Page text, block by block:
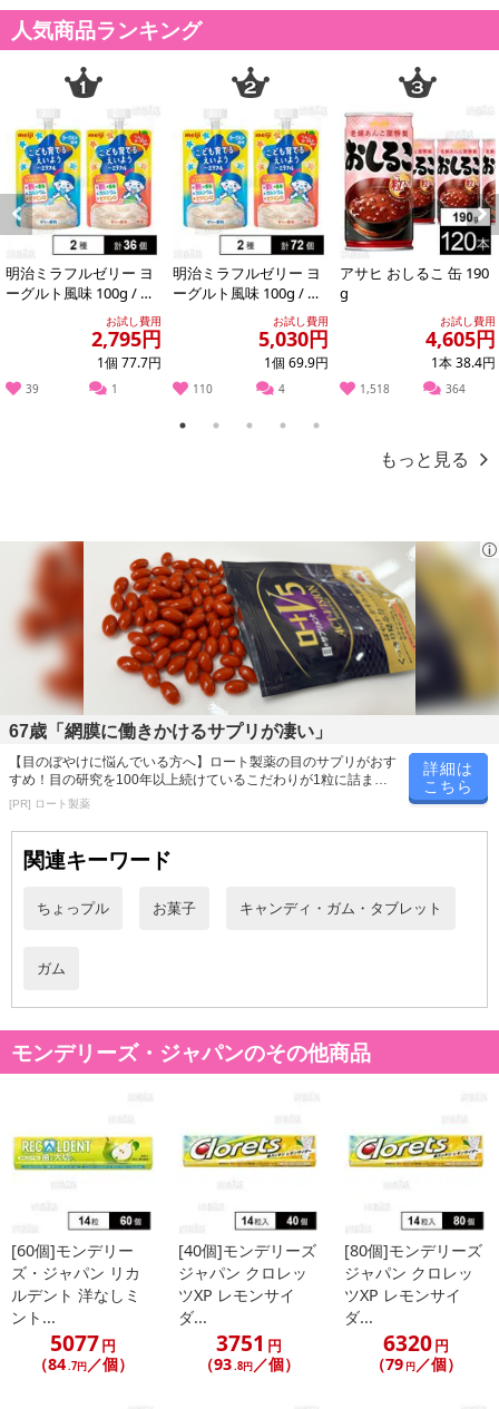
【発送・お届け・商品について】
※お申込み頂きました商品の同梱、お届けの日時指定はいたしかね
ます。
※会員様のご都合でお受取りいただけない場合、商品の再発送や返
金はいたしかねます。
また、お届け日時のご指定は、お受けできません。宅配業者からの
不在票にてご対応ください。
※発送予定日は前後する場合がございます。また商品によって発送
日が異なります。
※dショッピングサンプル百貨店よりお届けする商品は、ご利用いた
転売等、目的以外での利用が確認された場合は、サービス利用を停
止させていただきます。
休業日
■その他共通および商品カテゴリー別注意事項（※必ずご確認くだ
さい）
人気商品ランキング
Previous
明治ミラフルゼリー ヨ
ーグルト風味 100g / り
んごヨーグルト風味 10
お試し費用
2,795円
1個 77.7円
39 1
明治ミラフルゼリー ヨ
ーグルト風味 100g / り
んごヨーグルト風味 10
お試し費用
5,030円
1個 69.9円
110 4
アサヒ おしるこ 缶 190
g
お試し費用
4,605円
1本 38.4円
1,518 364
Next
1 2 3 4 5
もっと見る
67歳「網膜に働きかけるサプリが凄い」
【目のぼやけに悩んでいる方へ】ロート製薬の目のサプリがおす
すめ！目の研究を100年以上続けているこだわりが1粒に詰まっ
ています！
[PR] ロート製薬
詳細は
こちら
関連キーワード
ちょっプル お菓子 キャンディ・ガム・タブレット
ガム
モンデリーズ・ジャパンのその他商品
[60個]モンデリー
ズ・ジャパン リカ
ルデント 洋なしミ
ント...
5077円
（84.7円／個）
[40個]モンデリーズ
ジャパン クロレッ
ツXP レモンサイ
ダ...
3751 円
（93.8円／個）
[80個]モンデリーズ
ジャパン クロレッ
ツXP レモンサイ
ダ...
6320円
（79 円／個）